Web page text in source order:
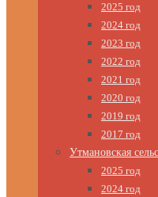
2025 год
2024 год
2023 год
2022 год
2021 год
2020 год
2019 год
2017 год
Утмановская
2025 год
2024 год